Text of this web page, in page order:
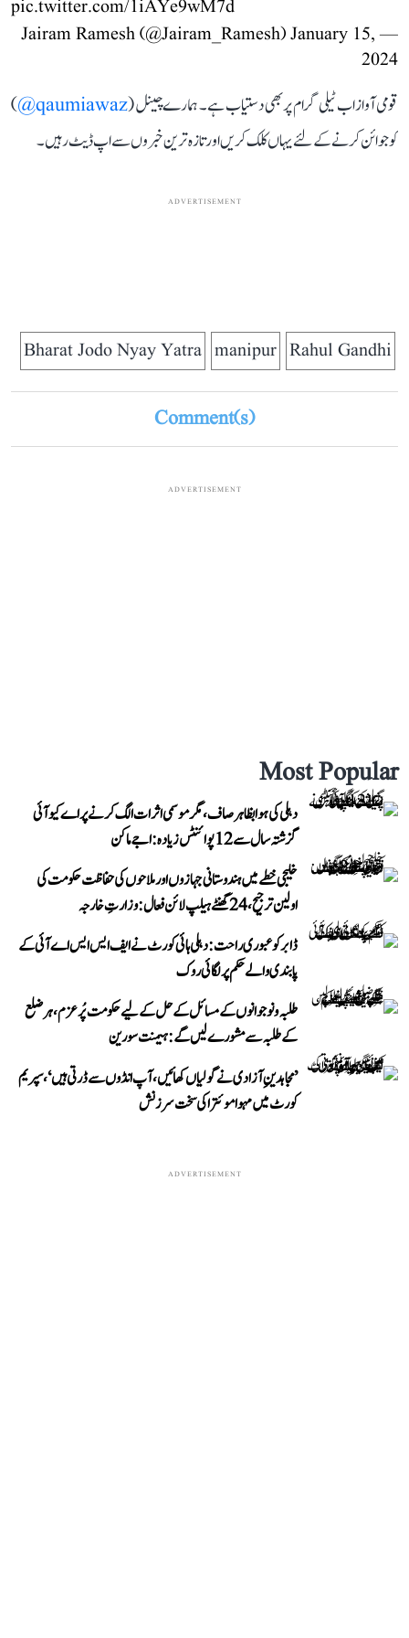
pic.twitter.com/1iAYe9wM7d
— Jairam Ramesh (@Jairam_Ramesh)
January 15,
2024
قومی آواز اب ٹیلی گرام پر بھی دستیاب ہے۔ ہمارے چینل (qaumiawaz@
)
کو جوائن کرنے کے لئے یہاں کلک کریں اور تازہ ترین خبروں سے اپ ڈیٹ رہیں۔
ADVERTISEMENT
Rahul Gandhi
manipur
Bharat Jodo Nyay Yatra
Comment(s)
ADVERTISEMENT
Most Popular
دہلی کی ہوا بظاہر صاف، مگر موسمی اثرات الگ کرنے پر اے کیو آئی
گزشتہ سال سے 12 پوائنٹس زیادہ: اجے ماکن
خلیجی خطے میں ہندوستانی جہازوں اور ملاحوں کی حفاظت حکومت کی
اولین ترجیح، 24 گھنٹے ہیلپ لائن فعال: وزارتِ خارجہ
ڈابر کو عبوری راحت: دہلی ہائی کورٹ نے ایف ایس ایس اے آئی کے
پابندی والے حکم پر لگائی روک
طلبہ و نوجوانوں کے مسائل کے حل کے لیے حکومت پُرعزم، ہر ضلع
کے طلبہ سے مشورے لیں گے: ہیمنت سورین
’مجاہدینِ آزادی نے گولیاں کھائیں، آپ انڈوں سے ڈرتی ہیں‘، سپریم
کورٹ میں مہوا موئترا کی سخت سرزنش
ADVERTISEMENT